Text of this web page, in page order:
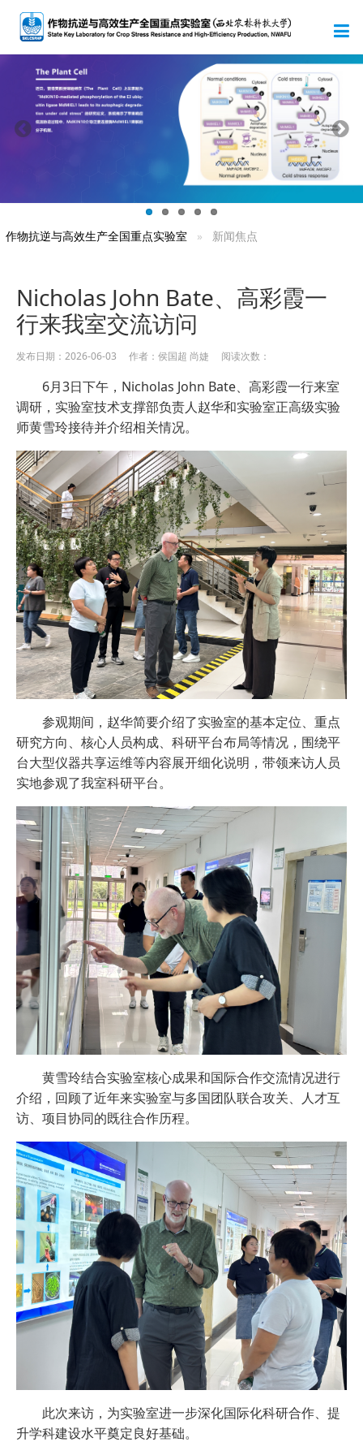
作物抗逆与高效生产全国重点实验室 新闻焦点
Nicholas John Bate、高彩霞一
行来我室交流访问
发布日期：2026-06-03 作者：侯国超 尚婕 阅读次数：
6月3日下午，Nicholas John Bate、高彩霞一行来室
调研，实验室技术支撑部负责人赵华和实验室正高级实验
师黄雪玲接待并介绍相关情况。
参观期间，赵华简要介绍了实验室的基本定位、重点
研究方向、核心人员构成、科研平台布局等情况，围绕平
台大型仪器共享运维等内容展开细化说明，带领来访人员
实地参观了我室科研平台。
黄雪玲结合实验室核心成果和国际合作交流情况进行
介绍，回顾了近年来实验室与多国团队联合攻关、人才互
访、项目协同的既往合作历程。
此次来访，为实验室进一步深化国际化科研合作、提
升学科建设水平奠定良好基础。